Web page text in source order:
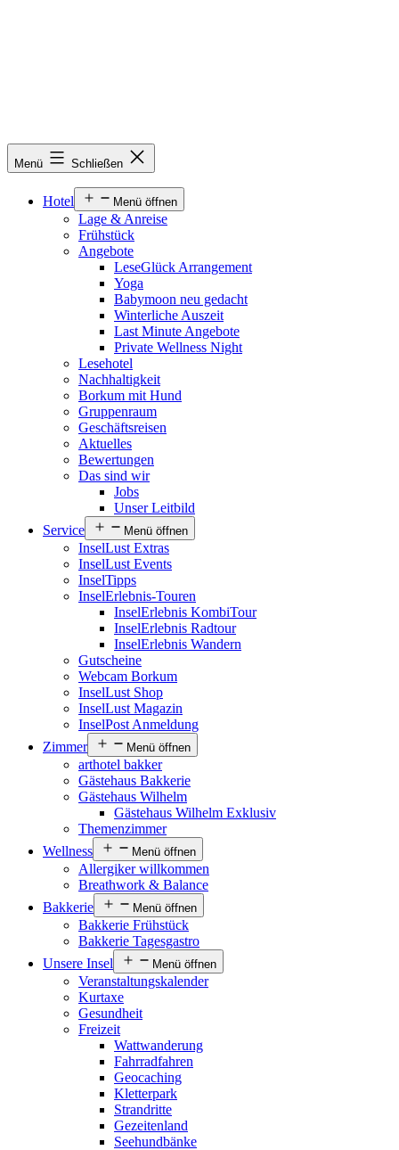
Menü Schließen
Hotel Menü öffnen
Lage & Anreise
Frühstück
Angebote
LeseGlück Arrangement
Yoga
Babymoon neu gedacht
Winterliche Auszeit
Last Minute Angebote
Private Wellness Night
Lesehotel
Nachhaltigkeit
Borkum mit Hund
Gruppenraum
Geschäftsreisen
Aktuelles
Bewertungen
Das sind wir
Jobs
Unser Leitbild
Service
Menü öffnen
InselLust Extras
InselLust Events
InselTipps
InselErlebnis-Touren
InselErlebnis KombiTour
InselErlebnis Radtour
InselErlebnis Wandern
Gutscheine
Webcam Borkum
InselLust Shop
InselLust Magazin
InselPost Anmeldung
Zimmer
Menü öffnen
arthotel bakker
Gästehaus Bakkerie
Gästehaus Wilhelm
Gästehaus Wilhelm Exklusiv
Themenzimmer
Wellness
Menü öffnen
Allergiker willkommen
Breathwork & Balance
Bakkerie
Menü öffnen
Bakkerie Frühstück
Bakkerie Tagesgastro
Unsere Insel
Menü öffnen
Veranstaltungskalender
Kurtaxe
Gesundheit
Freizeit
Wattwanderung
Fahrradfahren
Geocaching
Kletterpark
Strandritte
Gezeitenland
Seehundbänke